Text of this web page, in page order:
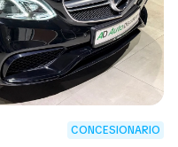
CONCESIONARIO